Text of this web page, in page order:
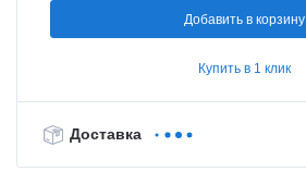
Добавить в корзину
Купить в 1 клик
Доставка